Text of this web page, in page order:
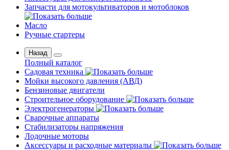
Запчасти для мотокультиваторов и мотоблоков
Масло
Ручные стартеры
Назад
Полный каталог
Садовая техника
Мойки высокого давления (АВД)
Бензиновые двигатели
Строительное оборудование
Электрогенераторы
Сварочные аппараты
Стабилизаторы напряжения
Лодочные моторы
Аксессуары и расходные материалы